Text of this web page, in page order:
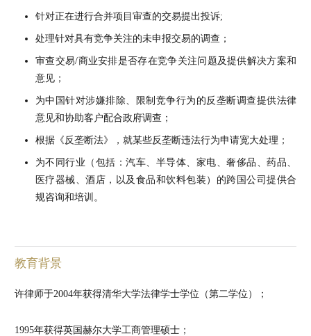
针对正在进行合并项目审查的交易提出投诉;
处理针对具有竞争关注的未申报交易的调查；
审查交易/商业安排是否存在竞争关注问题及提供解决方案和
意见；
为中国针对涉嫌排除、限制竞争行为的反垄断调查提供法律
意见和协助客户配合政府调查；
根据《反垄断法》，就某些反垄断违法行为申请宽大处理；
为不同行业（包括：汽车、半导体、家电、奢侈品、药品、
医疗器械、酒店，以及食品和饮料包装）的跨国公司提供合
规咨询和培训。
教育背景
许律师于2004年获得清华大学法律学士学位（第二学位）；
1995年获得英国赫尔大学工商管理硕士；